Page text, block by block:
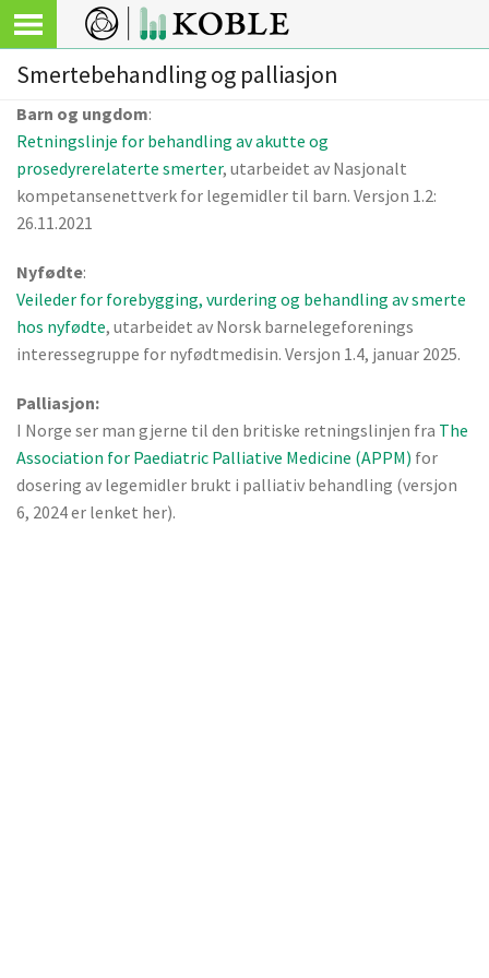
Smertebehandling og palliasjon
Barn og ungdom:
Retningslinje for behandling av akutte og
prosedyrerelaterte smerter, utarbeidet av Nasjonalt
kompetansenettverk for legemidler til barn. Versjon 1.2:
26.11.2021
Nyfødte:
Veileder for forebygging, vurdering og behandling av smerte
hos nyfødte, utarbeidet av Norsk barnelegeforenings
interessegruppe for nyfødtmedisin. Versjon 1.4, januar 2025.
Palliasjon:
I Norge ser man gjerne til den britiske retningslinjen fra The
Association for Paediatric Palliative Medicine (APPM) for
dosering av legemidler brukt i palliativ behandling (versjon
6, 2024 er lenket her).